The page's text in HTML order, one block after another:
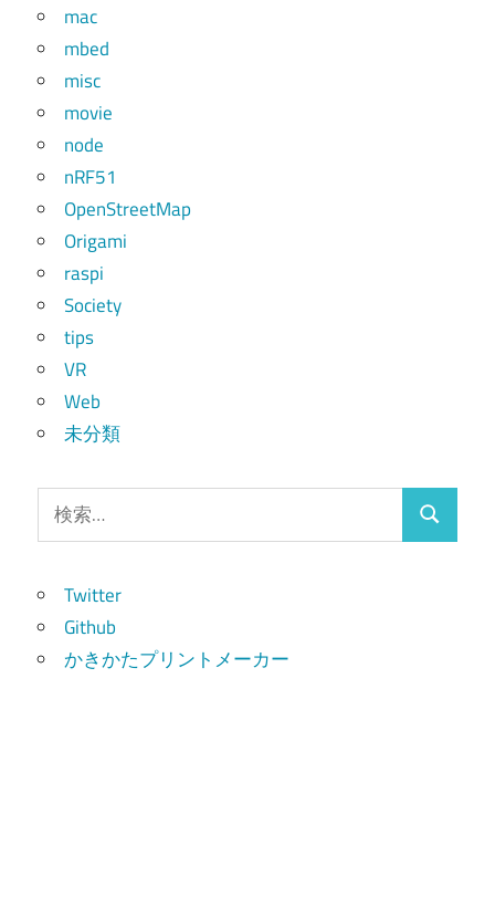
mac
mbed
misc
movie
node
nRF51
OpenStreetMap
Origami
raspi
Society
tips
VR
Web
未分類
索:
検
Twitter
Github
かきかたプリントメーカー